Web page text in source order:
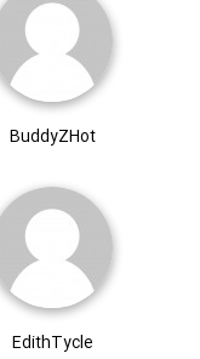
BuddyZHot
EdithTycle